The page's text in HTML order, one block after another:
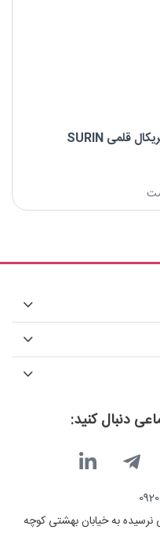
کردن
دنبال کنید:
نرسیده به خیابان بهشتی کوچه